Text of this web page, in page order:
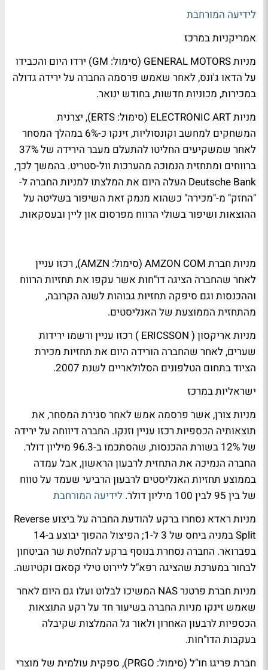
לידיעה המורחבת
אמריקניות במרכז
מניות GENERAL MOTORS (סימול: GM) ירדו היום והכבידו
על הדאו ג'ונס, לאחר שאמש פרסמה החברה על ירידה גדולה
במכירות, מכוניות חדשות, בחודש ינואר.
מניות ELECTRONIC ART (סימול: ERTS), יצרנית
המשחקים למחשב וקונסוליות, זינקו כ-6% במהלך המסחר
לאחר שמשקיעים החליטו להתעלם מעבר הירידה של 37%
ברווחים ומתחזית הנמוכה מהערכות וול-סטריט. בהמשך לכך,
Deutsche Bank העלה היום את המלצתו למניות החברה ל-
"החזק" מ-"מכירה" כשהוא מנמק זאת השיפור בשליטה על
ההוצאות ושיפור בשולי הרווח מפרסום און ליין ובעסקאות.
מניות חברת AMZON COM (סימול: AMZN), רכזו עניין
לאחר שהחברה הציגה דו"חות אשר עקפו את תחזיות הרווח
וההכנסות וגם סיפקה תחזיות גבוהות לשנה הקרובה,
מהתחזית הממוצעת של האנליסטים.
מניות אריקסון ( ERICSSON ) רכזו עניין ורשמו ירידות
שערים, לאחר שהחברה הורידה היום את תחזיות מכירת
הציוד בתחום הטלפונים הסלולאריים לשנת 2007.
ישראליות במרכז
מניות צורן, אשר פרסמה אמש לאחר סגירת המסחר, את
תוצאותיה הכספיות רכזו עניין וזנקו. החברה דיווחה על ירידה
של 12% בשורת ההכנסות, שהסתכמו ב-96.3 מיליון דולר.
החברה הנמיכה את התחזית לרבעון הראשון, אבל עמדה
בממוצע תחזיות האנליסטים לרבעון הרביעי שעמד על טווח
של בין 95 לבין 100 מיליון דולר.
לידיעה המורחבת
מניות ראדא נסחרו ברקע להודעת החברה על ביצוע Reverse
Split במניה ביחס של 3 ל-1; הפיצול ההפוך יבוצע ב-14
בפברואר. החברה נסחרת בנוסף ברקע להחלטת שר הביטחון
לבחור במערכת שהציגה רפא"ל ליירוט טילי קסאם וקטיושה.
מניות חברת פרטנר NAS המשיכו לבלוט ועלו גם היום לאחר
שאמש זינקו מניות החברה בשיעור חד על רקע התוצאות
הכספיות לרבעון האחרון ולאור גל ההמלצות שקיבלה
בעקבות הדו"חות.
חברת פריגו חו"ל (סימול: PRGO), ספקית עולמית של מוצרי